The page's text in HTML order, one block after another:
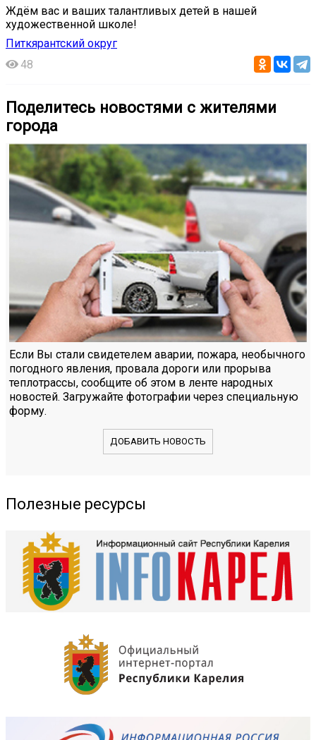
Ждём вас и ваших талантливых детей в нашей
художественной школе!
Питкярантский округ
48
Поделитесь новостями с жителями
города
Если Вы стали свидетелем аварии, пожара, необычного
погодного явления, провала дороги или прорыва
теплотрассы, сообщите об этом в ленте народных
новостей. Загружайте фотографии через специальную
форму.
ДОБАВИТЬ НОВОСТЬ
Полезные ресурсы